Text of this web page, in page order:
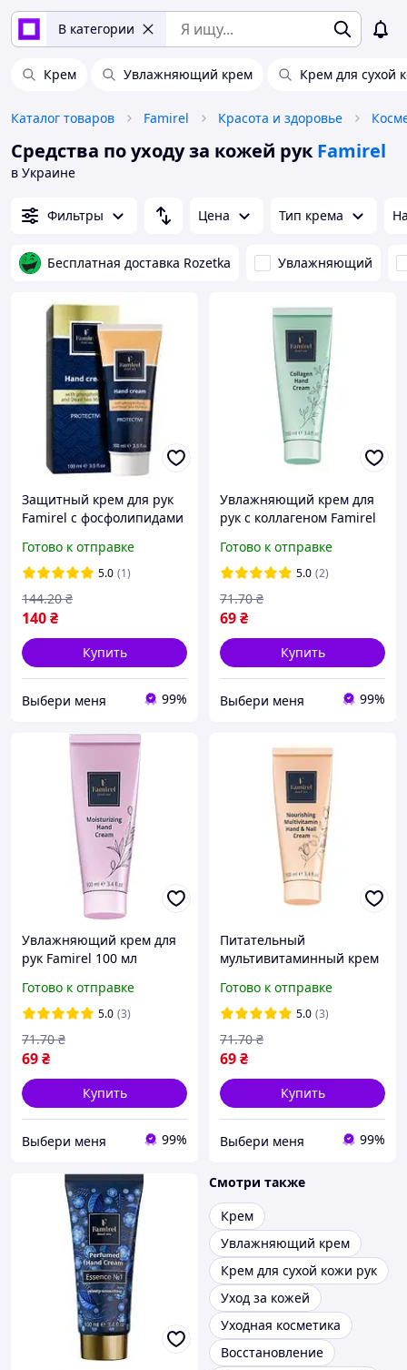
В категории
Крем Увлажняющий крем Крем для сухой
Каталог товаров Famirel Красота и здоровье
Средства по уходу за кожей рук Famirel
в Украине
Фильтры Цена Тип крема
Бесплатная доставка Rozetka Увлажняющий
Защитный крем для рук
Famirel с фосфолипидами
моря 100 мл
Готово к отправке
5.0 (1)
140₴
144.20 ₴
Купить
Выбери меня 99%
Увлажняющий крем для
рук с коллагеном Famirel
Готово к отправке
5.0 (2)
69₴
71.70 ₴
Купить
Выбери меня 99%
Увлажняющий крем для
рук Famirel 100 мл
Готово к отправке
5.0 (3)
69₴
71.70 ₴
Купить
Выбери меня 99%
Питательный
мультивитаминный крем
100 мл
Готово к отправке
5.0 (3)
69₴
71.70 ₴
Купить
Выбери меня 99%
Смотри также
Крем
Увлажняющий крем
Крем для сухой кожи рук
Уход за кожей
Уходная косметика
Восстановление